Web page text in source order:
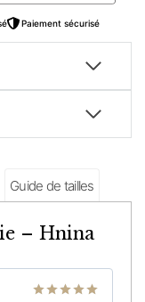
Paiement sécurisé
Guide de tailles
– Hnina